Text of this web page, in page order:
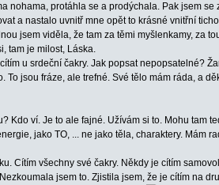
nohama, protáhla se a prodýchala. Pak jsem
a nastalo uvnitř mne opět to krásné vnitřní
jsem viděla, že tam za těmi myšlenkamy, za
tam je milost, Láska.
u srdeční čakry. Jak popsat nepopsatelné?
To jsou fráze, ale trefné. Své tělo mám ráda, a
Kdo ví. Je to ale fajné. Užívám si to. Mohu tam
jako TO, ... ne jako těla, charaktery. Mám
Cítím všechny své čakry. Někdy je cítím
jsem to. Zjistila jsem, že je cítím na